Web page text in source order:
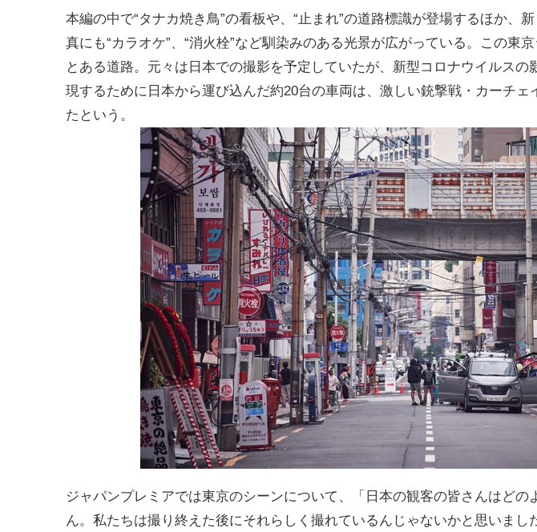
本編の中で“タナカ焼き鳥”の看板や、“止まれ”の道路標識が登場するほか、
真にも“カラオケ”、“消火栓”など馴染みのある光景が広がっている。この東
とある道路。元々は日本での撮影を予定していたが、新型コロナウイルスの
現するために日本から運び込んだ約20台の車両は、激しい銃撃戦・カーチェ
たという。
ジャパンプレミアでは東京のシーンについて、「日本の観客の皆さんはどの
ん。私たちは撮り終えた後にそれらしく撮れているんじゃないかと思いまし